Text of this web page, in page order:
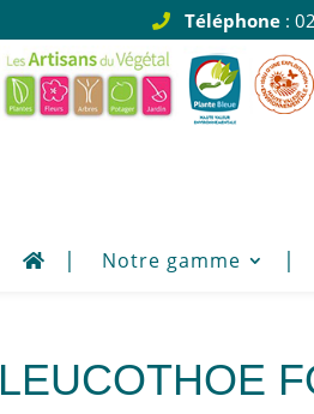
Téléphone:
Notre gamme
LEUCOTHOE